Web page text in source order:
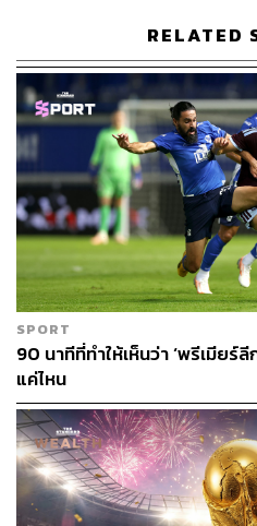
ABOUT
THE
กองบรรณา
RELATED
SPORT
90 นาทีที่ทำให้เห็นว่า ‘พรีเมียร์ลี
แค่ไหน